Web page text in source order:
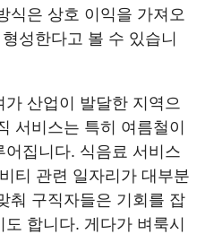
식은 상호 이익을 가져오
성한다고 볼 수 있습니
산업이 발달한 지역으
서비스는 특히 여름철이
집니다. 식음료 서비스
티 관련 일자리가 대부분
춰 구직자들은 기회를 잡
합니다. 게다가 벼룩시